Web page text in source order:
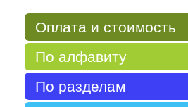
Оплата и стоимость
По алфавиту
По разделам